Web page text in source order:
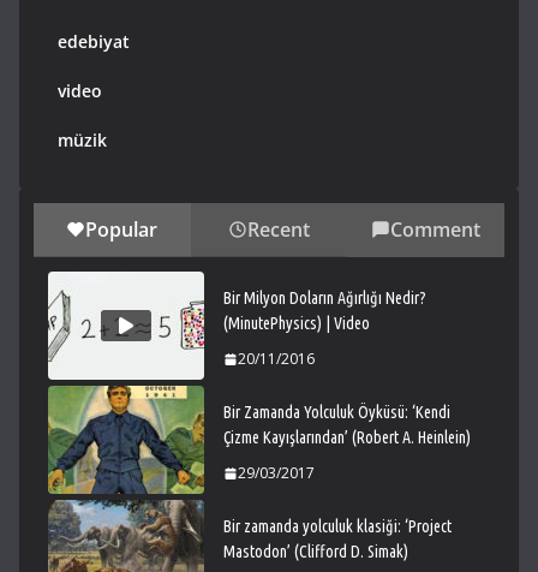
edebiyat
video
müzik
Popular Recent Comment
Bir Milyon Doların Ağırlığı Nedir?
(MinutePhysics) | Video
20/11/2016
Bir Zamanda Yolculuk Öyküsü: ‘Kendi
Çizme Kayışlarından’ (Robert A. Heinlein)
29/03/2017
Bir zamanda yolculuk klasiği: ‘Project
Mastodon’ (Clifford D. Simak)